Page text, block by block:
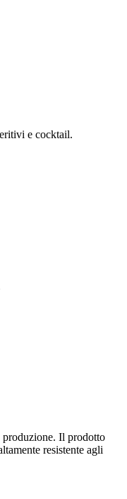
e cocktail.
produzione. Il prodotto
resistente agli